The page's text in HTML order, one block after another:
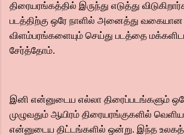
திரையரங்கத்தில் இருந்து எடுத்து
படத்திற்கு ஒரே நாளில் அனைத்து வகையான
விளம்பரங்களையும் செய்து படத்தை
சேர்த்தோம்.
இனி என்னுடைய எல்லா திரைப்படங்களும்
முழுவதும் ஆயிரம் திரையரங்குகளில்
என்னுடைய திட்டங்களில் ஒன்று.‌ இந்த